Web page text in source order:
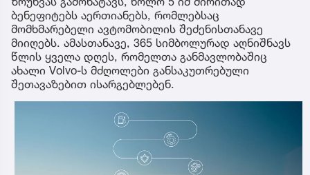
ბენეფიტებს აერთიანებს, რომლებსაც
მომხმარებელი ავტომობილის შეძენისთანავე
მიიღებს. ამასთანავე, 365 სიმბოლურად აღნიშნავს
წლის ყველა დღეს, რომელთა განმავლობაშიც
ახალი Volvo-ს მძღოლები განსაკუთრებული
შეთავაზებით ისარგებლებენ.